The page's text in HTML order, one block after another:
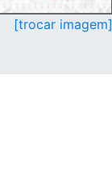
[trocar imagem]